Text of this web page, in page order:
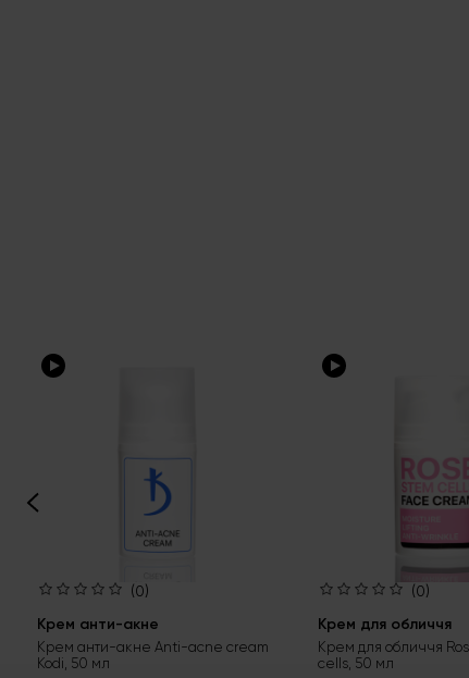
(0)
Крем анти-акне
Крем анти-акне Anti-acne cream
Kodi, 50 мл
(0)
Крем для обличчя
Крем для обличчя
cells, 50 мл